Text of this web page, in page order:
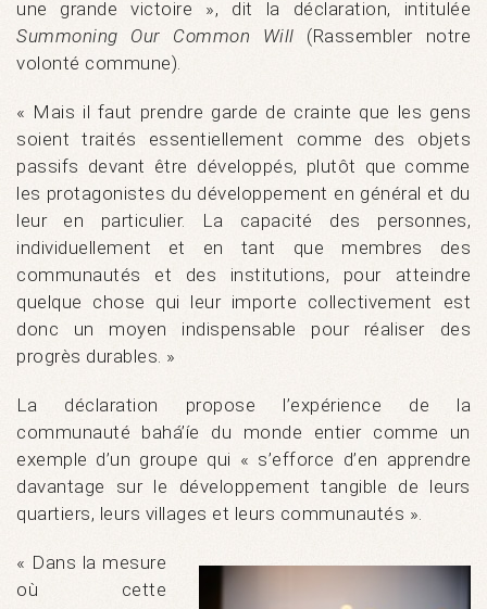
une grande victoire », dit la déclaration, intitulée
Summoning Our Common Will (Rassembler notre
volonté commune).
« Mais il faut prendre garde de crainte que les gens
soient traités essentiellement comme des objets
passifs devant être développés, plutôt que comme
les protagonistes du développement en général et du
leur en particulier. La capacité des personnes,
individuellement et en tant que membres des
communautés et des institutions, pour atteindre
quelque chose qui leur importe collectivement est
donc un moyen indispensable pour réaliser des
progrès durables. »
La déclaration propose l’expérience de la
communauté bahá’íe du monde entier comme un
exemple d’un groupe qui « s’efforce d’en apprendre
davantage sur le développement tangible de leurs
quartiers, leurs villages et leurs communautés ».
« Dans la mesure
où cette